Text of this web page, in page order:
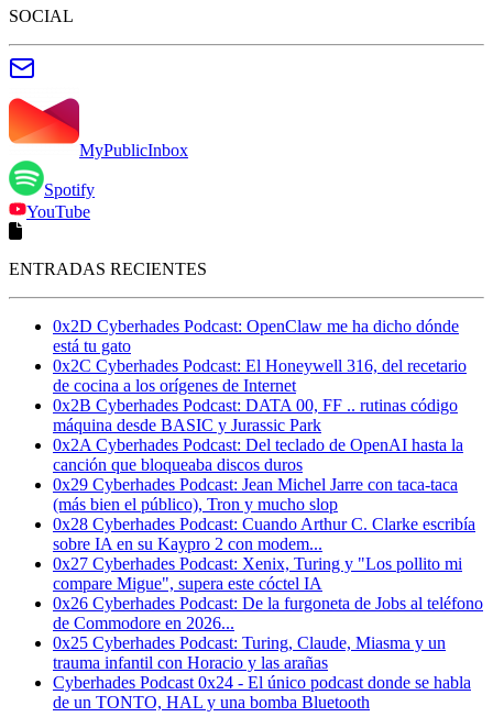
SOCIAL
MyPublicInbox
Spotify
YouTube
ENTRADAS RECIENTES
0x2D Cyberhades Podcast: OpenClaw me ha dicho dónde
está tu gato
0x2C Cyberhades Podcast: El Honeywell 316, del recetario
de cocina a los orígenes de Internet
0x2B Cyberhades Podcast: DATA 00, FF .. rutinas código
máquina desde BASIC y Jurassic Park
0x2A Cyberhades Podcast: Del teclado de OpenAI hasta la
canción que bloqueaba discos duros
0x29 Cyberhades Podcast: Jean Michel Jarre con taca-taca
(más bien el público), Tron y mucho slop
0x28 Cyberhades Podcast: Cuando Arthur C. Clarke escribía
sobre IA en su Kaypro 2 con modem...
0x27 Cyberhades Podcast: Xenix, Turing y "Los pollito mi
compare Migue", supera este cóctel IA
0x26 Cyberhades Podcast: De la furgoneta de Jobs al teléfono
de Commodore en 2026...
0x25 Cyberhades Podcast: Turing, Claude, Miasma y un
trauma infantil con Horacio y las arañas
Cyberhades Podcast 0x24 - El único podcast donde se habla
de un TONTO, HAL y una bomba Bluetooth